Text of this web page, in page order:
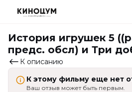
История игрушек 5
предс. обсл) и Три
К описанию
К этому фильму еще нет
Ваш отзыв может быть первым.